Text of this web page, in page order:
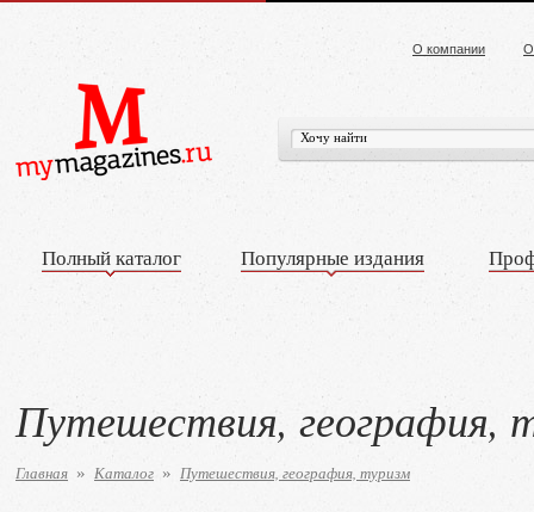
О компании
Полный каталог Популярные издания
Путешествия, география,
Главная » Каталог » Путешествия, география, туризм